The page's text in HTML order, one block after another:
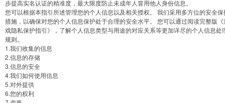
步提高实名认证的精准度，最大限度防止未成年人冒用他人身份信息。
您可以根据本指引所述管理您的个人信息以及相关授权。 我们采用多方位的安全保
措施，以确保对您的个人信息保护处于合理的安全水平。 您可以通过阅读完整版《
戏隐私保护指引》，了解个人信息类型与用途的对应关系等更加详尽的个人信息处
规则。
1.我们收集的信息
2.信息的存储
3.信息的安全
4.我们如何使用信息
5.对外提供
6.您的权利